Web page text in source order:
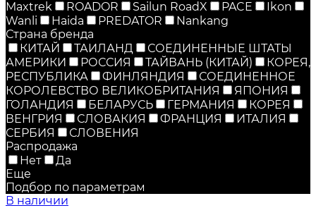
Maxtrek
ROADOR Sailun RoadX PACE
Ikon
Wanli
Haida PREDATOR
Nankang
Страна бренда
КИТАЙ
ТАИЛАНД
СОЕДИНЕННЫЕ ШТАТЫ
АМЕРИКИ
РОССИЯ ТАЙВАНЬ (КИТАЙ)
КОРЕЯ,
РЕСПУБЛИКА
ФИНЛЯНДИЯ
СОЕДИНЕННОЕ
КОРОЛЕВСТВО ВЕЛИКОБРИТАНИЯ
ЯПОНИЯ
ГОЛАНДИЯ
БЕЛАРУСЬ ГЕРМАНИЯ
КОРЕЯ
ВЕНГРИЯ
СЛОВАКИЯ ФРАНЦИЯ
ИТАЛИЯ
СЕРБИЯ
СЛОВЕНИЯ
Распродажа
Нет
Да
Еще
Подбор по параметрам
В наличии